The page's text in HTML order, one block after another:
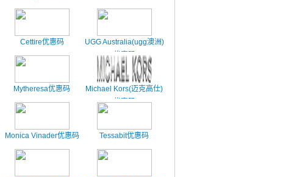
Cettire优惠码
UGG Australia(ugg澳洲)
优惠码
Mytheresa优惠码
Michael Kors(迈克高仕)
优惠码
Monica Vinader优惠码 Tessabit优惠码